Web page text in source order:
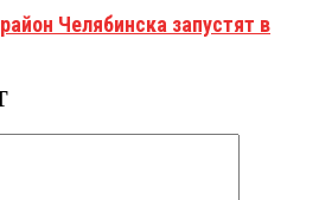
Челябинска запустят в